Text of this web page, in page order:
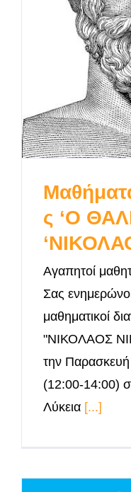
ς ‘Ο
Αγαπητοί
Σας
μαθηματικοί
"ΝΙΚΟΛΑΟΣ
την
(12:00-14:00)
Λύκεια [...]